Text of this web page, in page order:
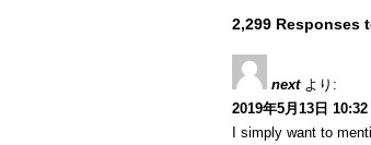
2,299 Responses
next より:
2019年5月13日 10:32
I simply want to